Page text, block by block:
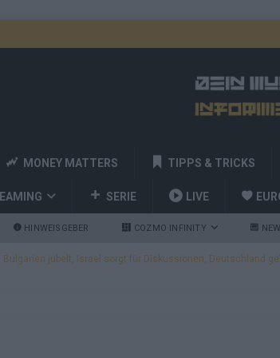
MONEY MATTERS TIPPS & TRICKS
SERIE LIVE
HINWEISGEBER COZMO INFINITY
Bulgarien jubelt, Israel sorgt für Diskussionen, Deutschland
– Startreihenfolge steht, Deutschland singt als Zweites!